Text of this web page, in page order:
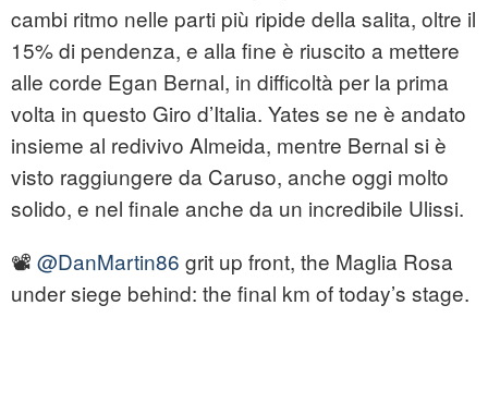
cambi ritmo nelle parti più ripide della salita, oltre il
15% di pendenza, e alla fine è riuscito a mettere
alle corde Egan Bernal, in difficoltà per la prima
volta in questo Giro d’Italia. Yates se ne è andato
insieme al redivivo Almeida, mentre Bernal si è
visto raggiungere da Caruso, anche oggi molto
solido, e nel finale anche da un incredibile Ulissi.
📽️ @DanMartin86 grit up front, the Maglia Rosa
under siege behind: the final km of today’s stage.